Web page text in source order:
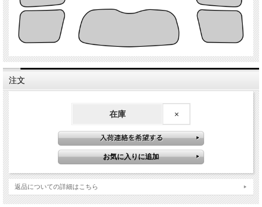
注文
在庫 ×
返品についての詳細はこちら